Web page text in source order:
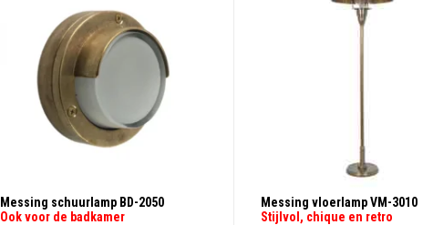
Messing schuurlamp BD-2050
Ook voor de badkamer
Messing vloerlamp VM-3010
Stijlvol, chique en retro